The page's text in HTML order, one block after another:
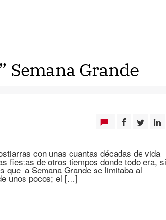
Semana Grande
con unas cuantas décadas de vida
fiestas de otros tiempos donde todo era, si
que la Semana Grande se limitaba al
unos pocos; el […]